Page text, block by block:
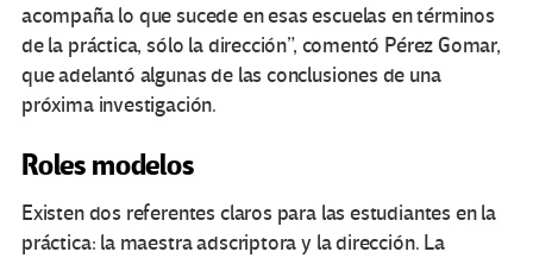
acompaña lo que sucede en esas escuelas en términos
de la práctica, sólo la dirección”, comentó Pérez Gomar,
que adelantó algunas de las conclusiones de una
próxima investigación.
Roles modelos
Existen dos referentes claros para las estudiantes en la
práctica: la maestra adscriptora y la dirección. La